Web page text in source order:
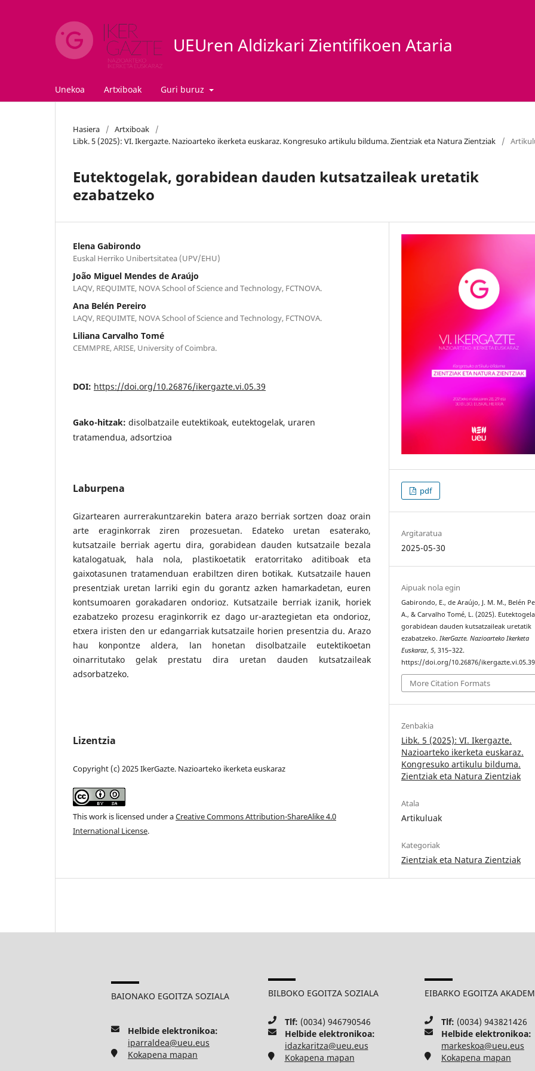
UEUren Aldizkari Zientifikoen Ataria
Unekoa Artxiboak Guri buruz
Hasiera / Artxiboak
/
Libk. 5 (2025): VI. Ikergazte. Nazioarteko ikerketa euskaraz. Kongresuko artikulu bilduma. Zientziak eta Natura Zientziak
/
Eutektogelak, gorabidean dauden kutsatzaileak uretatik
ezabatzeko
Elena Gabirondo
Euskal Herriko Unibertsitatea (UPV/EHU)
João Miguel Mendes de Araújo
LAQV, REQUIMTE, NOVA School of Science and Technology, FCTNOVA.
Ana Belén Pereiro
LAQV, REQUIMTE, NOVA School of Science and Technology, FCTNOVA.
Liliana Carvalho Tomé
CEMMPRE, ARISE, University of Coimbra.
DOI: https://doi.org/10.26876/ikergazte.vi.05.39
Gako-hitzak: disolbatzaile eutektikoak, eutektogelak, uraren
tratamendua, adsortzioa
Laburpena
Gizartearen aurrerakuntzarekin batera arazo berriak sortzen doaz orain
arte eraginkorrak ziren prozesuetan. Edateko uretan esaterako,
kutsatzaile berriak agertu dira, gorabidean dauden kutsatzaile bezala
katalogatuak, hala nola, plastikoetatik eratorritako aditiboak eta
gaixotasunen tratamenduan erabiltzen diren botikak. Kutsatzaile hauen
presentziak uretan larriki egin du gorantz azken hamarkadetan, euren
kontsumoaren gorakadaren ondorioz. Kutsatzaile berriak izanik, horiek
ezabatzeko prozesu eraginkorrik ez dago ur-araztegietan eta ondorioz,
etxera iristen den ur edangarriak kutsatzaile horien presentzia du. Arazo
hau konpontze aldera, lan honetan disolbatzaile eutektikoetan
oinarritutako gelak prestatu dira uretan dauden kutsatzaileak
adsorbatzeko.
Lizentzia
Copyright (c) 2025 IkerGazte. Nazioarteko ikerketa euskaraz
This work is licensed under aCreative Commons Attribution-ShareAlike 4.0
International License.
pdf
Argitaratua
2025-05-30
Aipuak nola egin
Gabirondo, E., de Araújo, J. M. M., Belén
A., & Carvalho Tomé, L. (2025).
gorabidean dauden kutsatzaileak uretatik
ezabatzeko. IkerGazte. Nazioarteko Ikerketa
Euskaraz,5, 315–322.
https://doi.org/10.26876/ikergazte.vi.05.39
More Citation Formats
Zenbakia
Libk. 5 (2025): VI. Ikergazte.
Nazioarteko ikerketa euskaraz.
Kongresuko artikulu bilduma.
Zientziak eta Natura Zientziak
Atala
Artikuluak
Kategoriak
Zientziak eta Natura Zientziak
BAIONAKO EGOITZA SOZIALA
Helbide elektronikoa:
iparraldea@ueu.eus
Kokapena mapan
BILBOKO EGOITZA SOZIALA
Tlf: (0034) 946790546
Helbide elektronikoa:
idazkaritza@ueu.eus
Kokapena mapan
EIBARKO EGOITZA
Tlf: (0034) 943821426
Helbide elektronikoa:
markeskoa@ueu.eus
Kokapena mapan